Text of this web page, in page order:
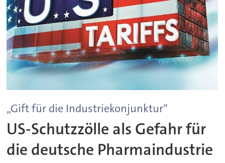
„Gift für die Industriekonjunktur“
US-Schutzzölle als Gefahr für
die deutsche Pharmaindustrie